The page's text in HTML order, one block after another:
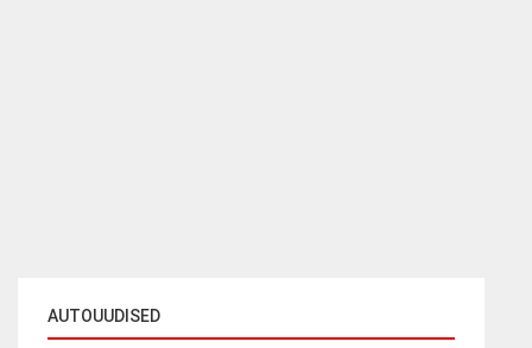
AUTOUUDISED